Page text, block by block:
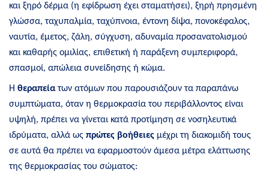
και ξηρό δέρμα (η εφίδρωση έχει σταματήσει), ξηρή πρησμένη
γλώσσα, ταχυπαλμία, ταχύπνοια, έντονη δίψα, πονοκέφαλος,
ναυτία, έμετος, ζάλη, σύγχυση, αδυναμία προσανατολισμού
και καθαρής ομιλίας, επιθετική ή παράξενη συμπεριφορά,
σπασμοί, απώλεια συνείδησης ή κώμα.
Η θεραπείατων ατόμων που παρουσιάζουν τα παραπάνω
συμπτώματα, όταν η θερμοκρασία του περιβάλλοντος είναι
υψηλή, πρέπει να γίνεται κατά προτίμηση σε νοσηλευτικά
ιδρύματα, αλλά ως πρώτες βοήθειες μέχρι τη διακομιδή τους
σε αυτά θα πρέπει να εφαρμοστούν άμεσα μέτρα ελάττωσης
της θερμοκρασίας του σώματος: